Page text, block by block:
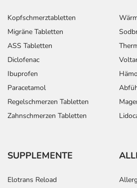
Kopfschmerztabletten
Migräne Tabletten
ASS Tabletten
Diclofenac
Ibuprofen
Paracetamol
Regelschmerzen Tabletten
Zahnschmerzen Tabletten
SUPPLEMENTE
Elotrans Reload